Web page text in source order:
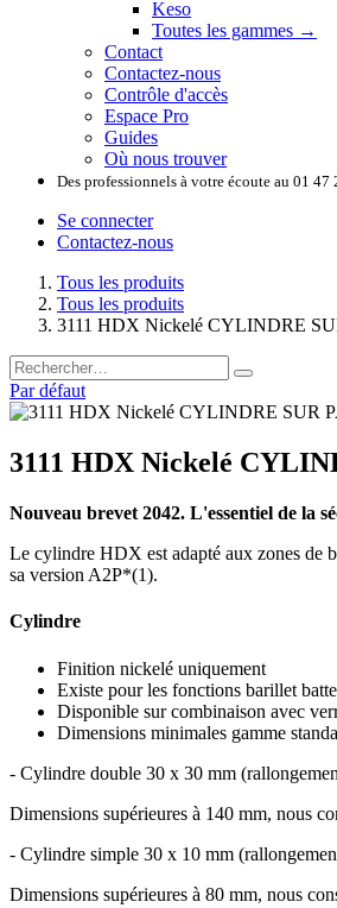
Keso
Toutes les gammes →
Contact
Contactez-nous
Contrôle d'accès
Espace Pro
Guides
Où nous trouver
Des professionnels à votre écoute au 01
Se connecter
Contactez-nous
Tous les produits
Tous les produits
3111 HDX Nickelé CYLINDRE
Par défaut
3111 HDX Nickelé
Nouveau brevet 2042. L'essentiel de la
Le cylindre HDX est adapté aux zones de
sa version A2P*(1).
Cylindre
Finition nickelé uniquement
Existe pour les fonctions barillet
Disponible sur combinaison avec
Dimensions minimales gamme
- Cylindre double 30 x 30 mm
Dimensions supérieures à 140 mm, nous
- Cylindre simple 30 x 10 mm
Dimensions supérieures à 80 mm, nous